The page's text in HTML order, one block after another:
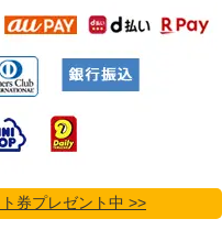
券プレゼント中 >>